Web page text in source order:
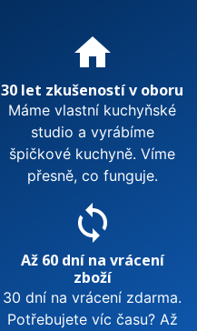
home
30 let zkušeností v oboru
Máme vlastní kuchyňské
studio a vyrábíme
špičkové kuchyně. Víme
přesně, co funguje.
sync
Až 60 dní na vrácení
zboží
30 dní na vrácení zdarma.
Potřebujete víc času? Až